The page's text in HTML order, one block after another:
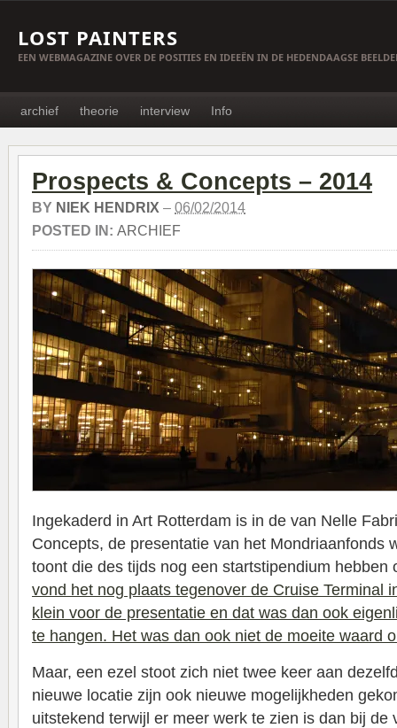
LOST PAINTERS
EEN WEBMAGAZINE OVER DE POSITIES EN IDEEËN IN DE HEDENDAAGSE
archief theorie interview Info
Prospects & Concepts – 2014
BY NIEK HENDRIX – 06/02/2014
POSTED IN: ARCHIEF
Ingekaderd in Art Rotterdam is in de van Nelle
Concepts, de presentatie van het Mondriaanfonds
toont die des tijds nog een startstipendium hebben
vond het nog plaats tegenover de Cruise Terminal
klein voor de presentatie en dat was dan ook
te hangen. Het was dan ook niet de moeite waard
Maar, een ezel stoot zich niet twee keer aan
nieuwe locatie zijn ook nieuwe mogelijkheden
uitstekend terwijl er meer werk te zien is dan bij de